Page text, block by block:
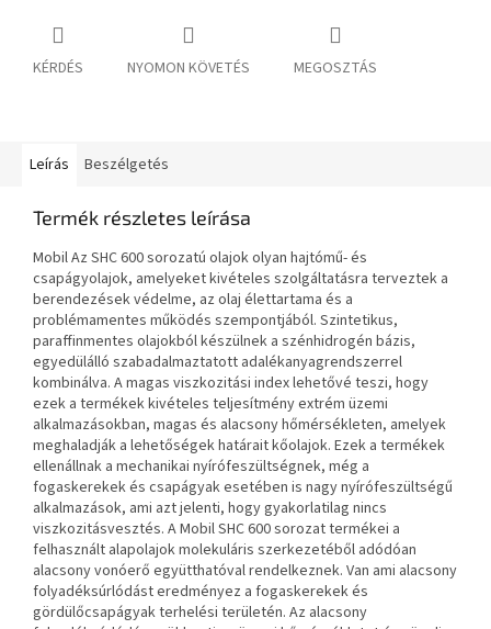
KÉRDÉS NYOMON KÖVETÉS MEGOSZTÁS
Leírás Beszélgetés
Termék részletes leírása
Mobil Az SHC 600 sorozatú olajok olyan hajtómű- és
csapágyolajok, amelyeket kivételes szolgáltatásra terveztek a
berendezések védelme, az olaj élettartama és a
problémamentes működés szempontjából. Szintetikus,
paraffinmentes olajokból készülnek a szénhidrogén bázis,
egyedülálló szabadalmaztatott adalékanyagrendszerrel
kombinálva. A magas viszkozitási index lehetővé teszi, hogy
ezek a termékekkivételes teljesítmény extrém üzemi
alkalmazásokban, magas és alacsony hőmérsékleten, amelyek
meghaladják a lehetőségek határaitkőolajok. Ezek a termékek
ellenállnak a mechanikai nyírófeszültségnek, még a
fogaskerekek és csapágyak esetében is nagy nyírófeszültségű
alkalmazások, ami azt jelenti, hogy gyakorlatilag nincs
viszkozitásvesztés. A Mobil SHC 600 sorozat termékei a
felhasznált alapolajok molekuláris szerkezetéből adódóan
alacsony vonóerő együtthatóval rendelkeznek. Van ami alacsony
folyadéksúrlódást eredményez a fogaskerekek és
gördülőcsapágyak terhelési területén. Az alacsony